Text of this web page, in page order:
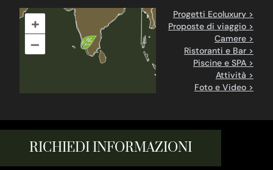
+
–
Progetti Ecoluxury >
Proposte di viaggio >
Camere >
Ristoranti e Bar >
Piscine e SPA >
Attività >
Foto e Video >
RICHIEDI INFORMAZIONI